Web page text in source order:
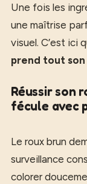
Une fois les
une maîtrise
visuel. C’est ici
prend tout
Réussir son
fécule avec
Le roux brun
surveillance
colorer